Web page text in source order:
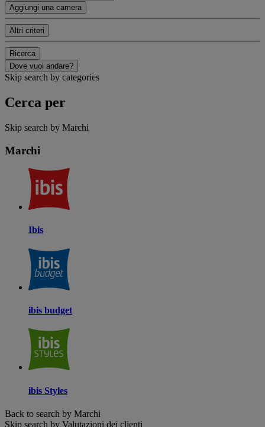
Aggiungi una camera
Altri criteri
Ricerca
Dove vuoi andare?
Skip search by categories
Cerca per
Skip search by Marchi
Marchi
Ibis
ibis budget
ibis Styles
Back to search by Marchi
Skip search by Valutazioni dei clienti